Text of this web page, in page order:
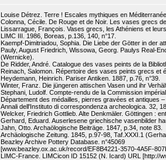
Louise Détrez. Terre ! Escales mythiques en
Colonna, Cécile. De Rouge et de Noir. Les vases grecs
Lissarrague, François. Vases grecs, les Athéniens et
LIMC III. 1986, Boreas, p.136, 140, n°17.
Kaempf-Dimitriadou, Sophia. Die Liebe der Götter in der
Pauly, August Friedrich, Wissowa, Georg. Paulys Real-
(Wernicke).
De Ridder, André. Catalogue des vases peints de la
Reinach, Salomon. Répertoire des vases peints grecs et
Heydemann, Heinrich. Pariser Antiken. 1887, p.76, n°39.
Winter, Franz. Die jüngeren attischen Vasen und ihr
Stephani, Ludolf. Compte-rendu de la Commission
Département des médailles, pierres gravées et antiques
Annali dell'Instituto di correspondenza archeologica. 32,
Welcker, Friedrich Gottlieb. Alte Denkmäler. Göttingen :
Gerhard, Eduard. Auserlesene griechische vasenbilder
Jahn, Otto. Archaölogische Beiträge. 1847, p.34, note 83.
Archäologische Zeitung. 1845, p.97-98, Taf.XXXI.1
Beazley Archive Pottery Database. n°45069
[www.beazley.ox.ac.uk/record/EF8B4221-3570-4A5F-
LIMC-France. LIMCicon ID 15152 (N. Icard) URL [http://